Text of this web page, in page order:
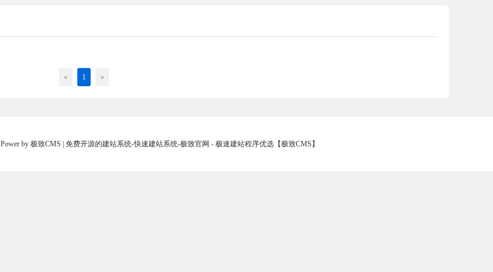
« 1 »
Power by 极致CMS | 免费开源的建站系统-快速建站系统-极致官网 - 极速建站程序优选【极致CMS】